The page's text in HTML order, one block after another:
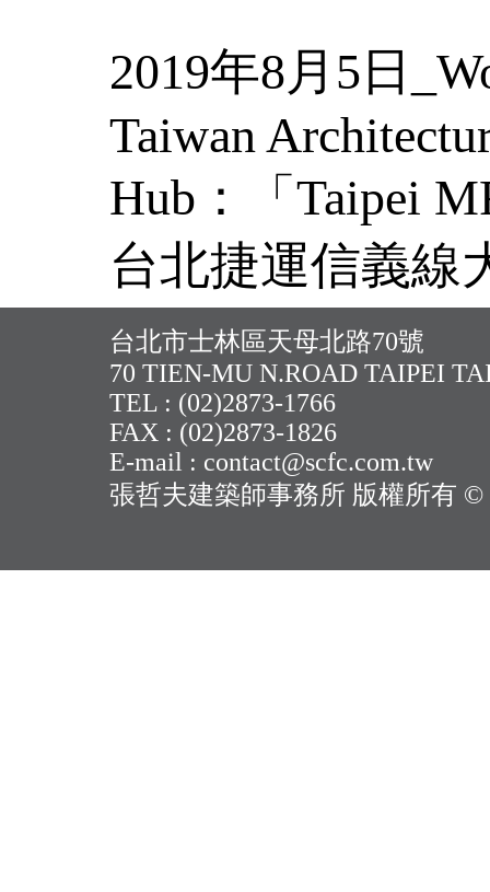
2019年8月5日
Taiwan
Hub：「Taipei
台北捷運信義線
SCFC《張哲夫
2019年6月_國際
Magazine
誌報導/張哲夫
台北市士林區天母北路70號
70 TIEN-MU N.ROAD TAIPEI
TEL : (02)2873-1766
FAX : (02)2873-1826
E-mail : contact@scfc.com.tw
張哲夫建築師事務所 版權所有 ©